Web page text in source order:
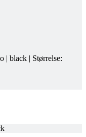
black | Størrelse:
| BLACK